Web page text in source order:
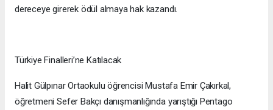
dereceye girerek ödül almaya hak kazandı.
Türkiye Finalleri’ne Katılacak
Halit Gülpınar Ortaokulu öğrencisi Mustafa Emir Çakırkal,
öğretmeni Sefer Bakçı danışmanlığında yarıştığı Pentago